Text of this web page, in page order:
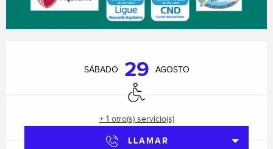
SÁBADO 29 AGOSTO
Acceso para minusválidos
+ 1 otro(s) servicio(s)
LLAMAR